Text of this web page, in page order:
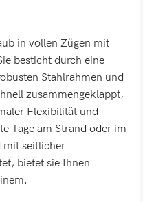
in vollen Zügen mit
besticht durch eine
Stahlrahmen und
zusammengeklappt,
Flexibilität und
Tage am Strand oder im
mit seitlicher
bietet sie Ihnen